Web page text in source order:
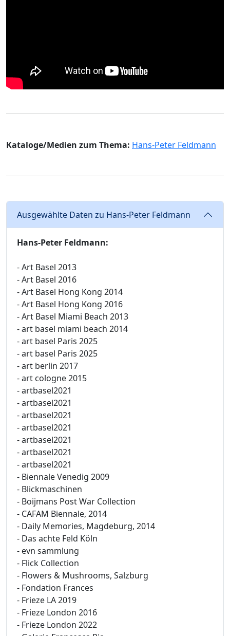
Kataloge/Medien zum Thema: Hans-Peter Feldmann
Ausgewählte Daten zu Hans-Peter Feldmann
Hans-Peter Feldmann:
- Art Basel 2013
- Art Basel 2016
- Art Basel Hong Kong 2014
- Art Basel Hong Kong 2016
- Art Basel Miami Beach 2013
- art basel miami beach 2014
- art basel Paris 2025
- art basel Paris 2025
- art berlin 2017
- art cologne 2015
- artbasel2021
- artbasel2021
- artbasel2021
- artbasel2021
- artbasel2021
- artbasel2021
- artbasel2021
- Biennale Venedig 2009
- Blickmaschinen
- Boijmans Post War Collection
- CAFAM Biennale, 2014
- Daily Memories, Magdeburg, 2014
- Das achte Feld Köln
- evn sammlung
- Flick Collection
- Flowers & Mushrooms, Salzburg
- Fondation Frances
- Frieze LA 2019
- Frieze London 2016
- Frieze London 2022